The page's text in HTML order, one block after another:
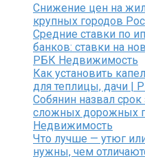
Снижение цен на
крупных городов
Средние ставки по
банков: ставки на
РБК Недвижимость
Как установить
для теплицы, дачи |
Собянин назвал
сложных дорожных
Недвижимость
Что лучше — утюг
нужны, чем